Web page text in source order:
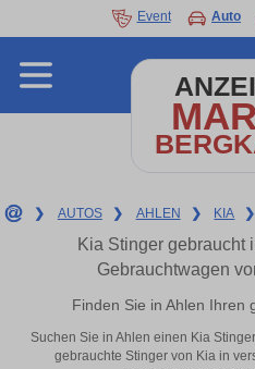
Event Auto
❯ AUTOS ❯ AHLEN ❯ KIA ❯
Kia Stinger gebraucht
Gebrauchtwagen
Finden Sie in Ahlen Ihren
Suchen Sie in Ahlen einen Kia
gebrauchte Stinger von Kia in